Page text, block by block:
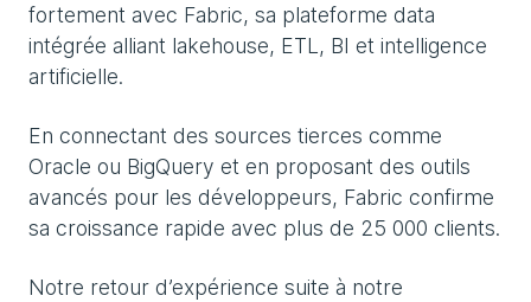
fortement avec Fabric, sa plateforme data
intégrée alliant lakehouse, ETL, BI et intelligence
artificielle.
En connectant des sources tierces comme
Oracle ou BigQuery et en proposant des outils
avancés pour les développeurs, Fabric confirme
sa croissance rapide avec plus de 25 000 clients.
Notre retour d’expérience suite à notre